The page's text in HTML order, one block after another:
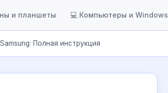
и планшеты 💻 Компьютеры и Windows
Полная инструкция